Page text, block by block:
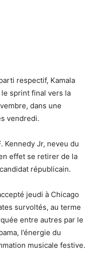
respectif, Kamala
sprint final vers la
dans une
vendredi.
Kennedy Jr, neveu du
effet se retirer de la
républicain.
jeudi à Chicago
survoltés, au terme
entre autres par le
l’énergie du
musicale festive.